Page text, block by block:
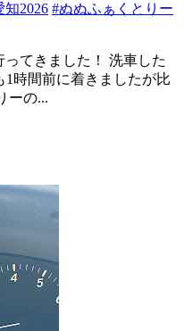
知2026 #ぬぬふぁくとりー
てきました！ 洗車した
1時間前に着きましたが比
ーの...